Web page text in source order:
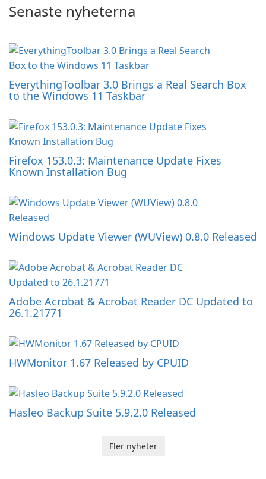
Senaste nyheterna
EverythingToolbar 3.0 Brings a Real Search Box
to the Windows 11 Taskbar
Firefox 153.0.3: Maintenance Update Fixes
Known Installation Bug
Windows Update Viewer (WUView) 0.8.0 Released
Adobe Acrobat & Acrobat Reader DC Updated to
26.1.21771
HWMonitor 1.67 Released by CPUID
Hasleo Backup Suite 5.9.2.0 Released
Fler nyheter